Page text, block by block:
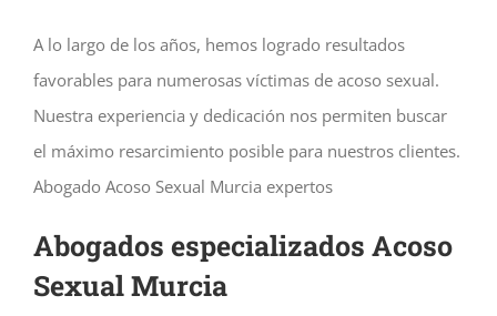
A lo largo de los años, hemos logrado resultados
favorables para numerosas víctimas de acoso sexual.
Nuestra experiencia y dedicación nos permiten buscar
el máximo resarcimiento posible para nuestros clientes.
Abogado Acoso Sexual Murcia expertos
Abogados especializados Acoso
Sexual Murcia